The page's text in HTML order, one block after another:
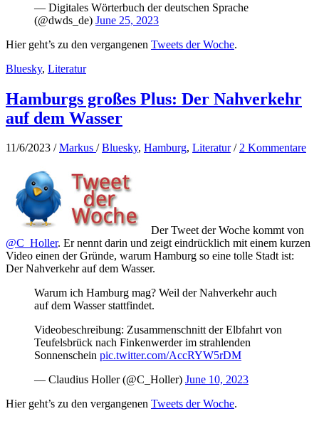
— Digitales Wörterbuch der deutschen Sprache
(@dwds_de) June 25, 2023
Hier geht’s zu den vergangenen Tweets der Woche.
Bluesky, Literatur
Hamburgs großes Plus: Der Nahverkehr
auf dem Wasser
11/6/2023 /Markus /Bluesky, Hamburg, Literatur/2 Kommentare
Der Tweet der Woche kommt von
@C_Holler. Er nennt darin und zeigt eindrücklich mit einem kurzen
Video einen der Gründe, warum Hamburg so eine tolle Stadt ist:
Der Nahverkehr auf dem Wasser.
Warum ich Hamburg mag? Weil der Nahverkehr auch
auf dem Wasser stattfindet.
Videobeschreibung: Zusammenschnitt der Elbfahrt von
Teufelsbrück nach Finkenwerder im strahlenden
Sonnenschein pic.twitter.com/AccRYW5rDM
— Claudius Holler (@C_Holler) June 10, 2023
Hier geht’s zu den vergangenen Tweets der Woche.